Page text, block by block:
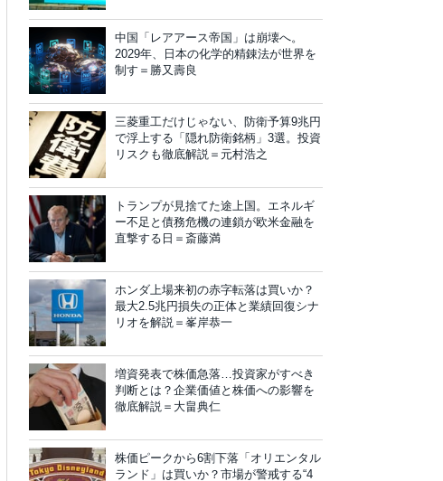
中国「レアアース帝国」は崩壊へ。
2029年、日本の化学的精錬法が世界を
制す＝勝又壽良
三菱重工だけじゃない、防衛予算9兆円
で浮上する「隠れ防衛銘柄」3選。投資
リスクも徹底解説＝元村浩之
トランプが見捨てた途上国。エネルギ
ー不足と債務危機の連鎖が欧米金融を
直撃する日＝斎藤満
ホンダ上場来初の赤字転落は買いか？
最大2.5兆円損失の正体と業績回復シナ
リオを解説＝峯岸恭一
増資発表で株価急落…投資家がすべき
判断とは？企業価値と株価への影響を
徹底解説＝大畠典仁
株価ピークから6割下落「オリエンタル
ランド」は買いか？市場が警戒する“4